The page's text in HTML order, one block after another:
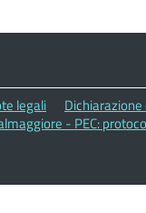
legali
- PEC: